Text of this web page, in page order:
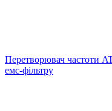
Перетворювач частоти
емс-фільтру